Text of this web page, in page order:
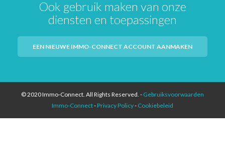
Ook gebruik maken van onze
diensten en toepassingen
EEN NIEUWE IMMO-CONNECT ACCOUNT AANMAKEN
© 2020 Immo-Connect. All Rights Reserved. - Gebruiksvoorwaarden
Immo-Connect- Privacy Policy- Cookiebeleid